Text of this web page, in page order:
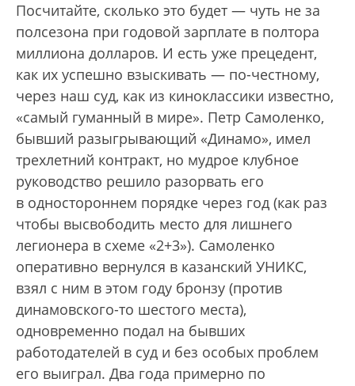
Посчитайте, сколько это будет — чуть не за
полсезона при годовой зарплате в полтора
миллиона долларов. И есть уже прецедент,
как их успешно взыскивать — по-честному,
через наш суд, как из киноклассики известно,
«самый гуманный в мире». Петр Самоленко,
бывший разыгрывающий «Динамо», имел
трехлетний контракт, но мудрое клубное
руководство решило разорвать его
в одностороннем порядке через год (как раз
чтобы высвободить место для лишнего
легионера в схеме «2+3»). Самоленко
оперативно вернулся в казанский УНИКС,
взял с ним в этом году бронзу (против
динамовского-то шестого места),
одновременно подал на бывших
работодателей в суд и без особых проблем
его выиграл. Два года примерно по